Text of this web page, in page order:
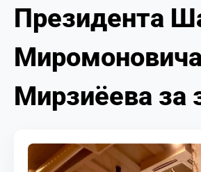
НОВОСТИ
ДОКУМЕНТЫ
ПЕРСОНАЛИИ
КОРТЫ
Президента
Мирзиёева за